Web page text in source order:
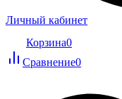
Личный кабинет
Корзина0
Сравнение0